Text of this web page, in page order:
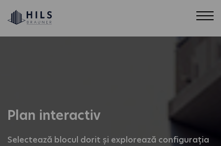
Plan interactiv
Selectează blocul dorit și explorează configurația